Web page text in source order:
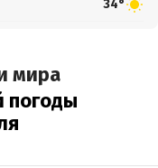
34°
мира
погоды